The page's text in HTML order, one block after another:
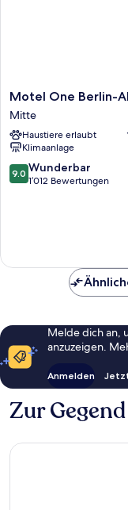
Motel
One
Berlin-
Alexanderplatz
Mitte
Motel One Berlin-
Mitte
Haustiere erlaubt
Klimaanlage
9.0
von
9.0 Wunderbar
1’012 Bewertungen
Melde dich an,
anzuzeigen.
Anmelden
Zur Gegend